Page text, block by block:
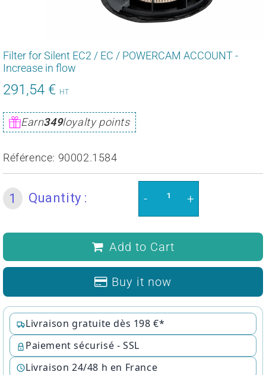
Filter for Silent EC2 / EC / POWERCAM ACCOUNT -
Increase in flow
291,54 € HT
Unit
price
Earn349loyalty points
Référence: 90002.1584
1 Quantity : - +
Add to Cart
Buy it now
Livraison gratuite dès 198 €*
Paiement sécurisé - SSL
Livraison 24/48 h en France